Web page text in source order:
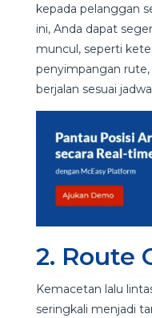
kepada pelanggan
ini, Anda dapat
muncul, seperti
penyimpangan
berjalan sesuai
2. Route
Kemacetan lalu
seringkali menjadi